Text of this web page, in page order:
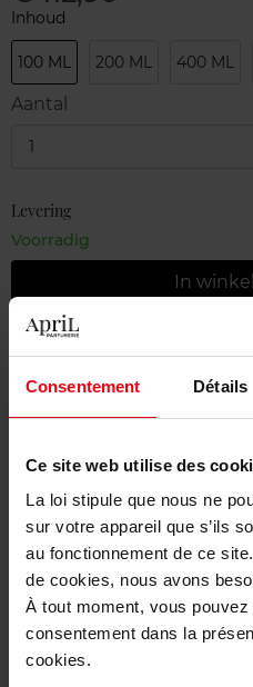
Consentement Détails
Ce site web utilise des
La loi stipule que nous ne
sur votre appareil que s’ils
au fonctionnement de ce
de cookies, nous avons
À tout moment, vous
consentement dans la
cookies.
Inhoud
100 ML 200 ML 400 ML
Aantal
1
Levering
Voorradig
In
Gratis retour in je
Gratis verpakking
Beschrijving
Karakteristieken